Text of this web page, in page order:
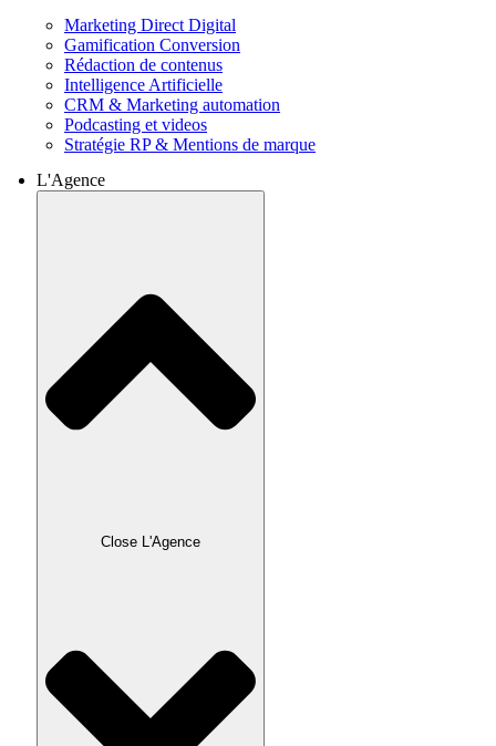
Marketing Direct Digital
Gamification Conversion
Rédaction de contenus
Intelligence Artificielle
CRM & Marketing automation
Podcasting et videos
Stratégie RP & Mentions de marque
L'Agence
Close L'Agence